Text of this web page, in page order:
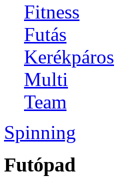
Fitness
Futás
Kerékpáros
Multi
Team
Spinning
Futópad